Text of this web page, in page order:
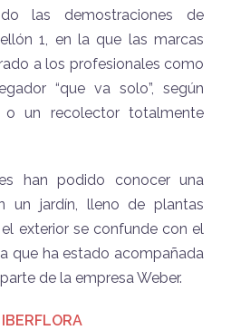
las demostraciones de
1, en la que las marcas
a los profesionales como
“que va solo”, según
o un recolector totalmente
han podido conocer una
un jardín, lleno de plantas
exterior se confunde con el
que ha estado acompañada
de la empresa Weber.